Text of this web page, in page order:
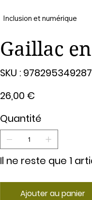
Inclusion et numérique
Gaillac
SKU : 9782953492873
26,00 €
Quantité
Il ne reste que 1
Ajouter au panier